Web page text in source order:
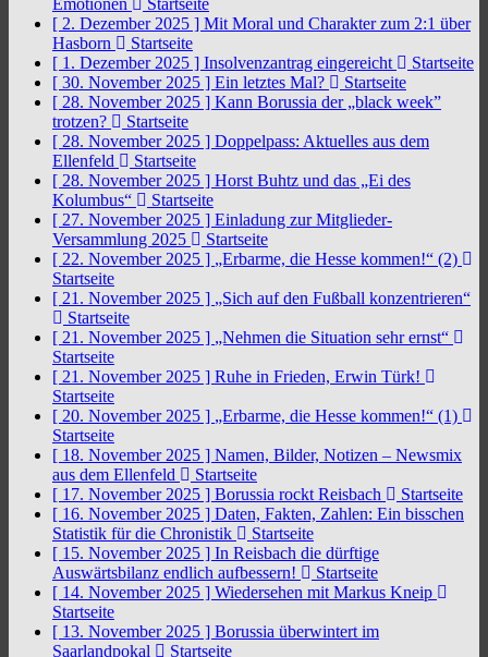
Emotionen
Startseite
[ 2. Dezember 2025 ] Mit Moral und Charakter zum 2:1 über
Hasborn
Startseite
[ 1. Dezember 2025 ] Insolvenzantrag eingereicht
Startseite
[ 30. November 2025 ] Ein letztes Mal?
Startseite
[ 28. November 2025 ] Kann Borussia der „black week”
trotzen?
Startseite
[ 28. November 2025 ] Doppelpass: Aktuelles aus dem
Ellenfeld
Startseite
[ 28. November 2025 ] Horst Buhtz und das „Ei des
Kolumbus“
Startseite
[ 27. November 2025 ] Einladung zur Mitglieder-
Versammlung 2025
Startseite
[ 22. November 2025 ] „Erbarme, die Hesse kommen!“ (2)
Startseite
[ 21. November 2025 ] „Sich auf den Fußball konzentrieren“
Startseite
[ 21. November 2025 ] „Nehmen die Situation sehr ernst“
Startseite
[ 21. November 2025 ] Ruhe in Frieden, Erwin Türk!
Startseite
[ 20. November 2025 ] „Erbarme, die Hesse kommen!“ (1)
Startseite
[ 18. November 2025 ] Namen, Bilder, Notizen – Newsmix
aus dem Ellenfeld
Startseite
[ 17. November 2025 ] Borussia rockt Reisbach
Startseite
[ 16. November 2025 ] Daten, Fakten, Zahlen: Ein bisschen
Statistik für die Chronistik
Startseite
[ 15. November 2025 ] In Reisbach die dürftige
Auswärtsbilanz endlich aufbessern!
Startseite
[ 14. November 2025 ] Wiedersehen mit Markus Kneip
Startseite
[ 13. November 2025 ] Borussia überwintert im
Saarlandpokal
Startseite